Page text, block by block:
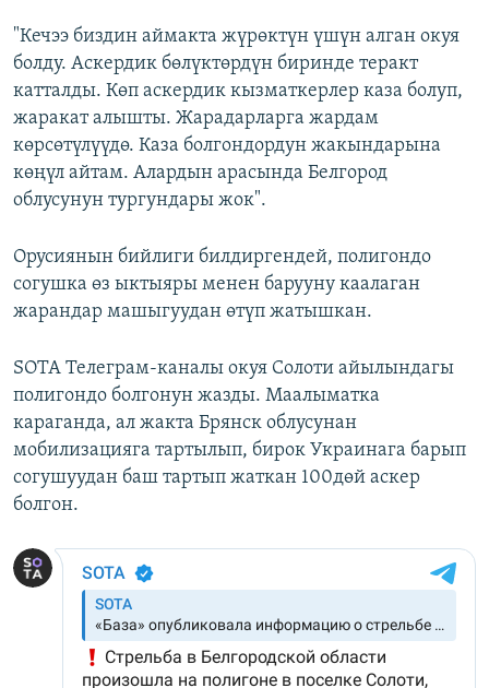
"Кечээ биздин аймакта жүрөктүн үшүн алган окуя
болду. Аскердик бөлүктөрдүн биринде теракт
катталды. Көп аскердик кызматкерлер каза болуп,
жаракат алышты. Жарадарларга жардам
көрсөтүлүүдө. Каза болгондордун жакындарына
көңүл айтам. Алардын арасында Белгород
облусунун тургундары жок".
Орусиянын бийлиги билдиргендей, полигондо
согушка өз ыктыяры менен барууну каалаган
жарандар машыгуудан өтүп жатышкан.
SOTA Телеграм-каналы окуя Солоти айылындагы
полигондо болгонун жазды. Маалыматка
караганда, ал жакта Брянск облусунан
мобилизацияга тартылып, бирок Украинага барып
согушуудан баш тартып жаткан 100дөй аскер
болгон.